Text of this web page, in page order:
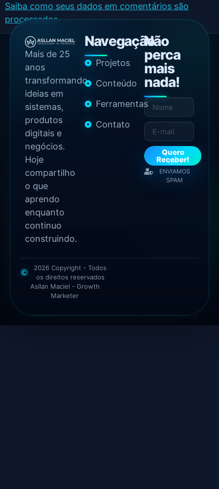
Saiba como seus dados em comentários são
processados.
Mais de 25
anos
transformando
ideias em
sistemas,
produtos
digitais e
negócios.
Hoje
compartilho
o que
aprendo
enquanto
continuo
construindo.
Navegação
Projetos
Conteúdo
Ferramentas
Contato
Não
perca
mais
nada!
Quero
Receber!
NÃO
ENVIAMOS
SPAM
2026 Copyright - Todos
os direitos reservados
Asllan Maciel - Growth
Marketer